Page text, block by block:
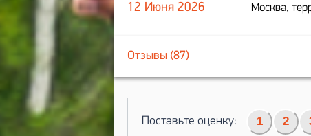
12 Июня 2026 Москва,
Отзывы (87)
Поставьте оценку: 1 2